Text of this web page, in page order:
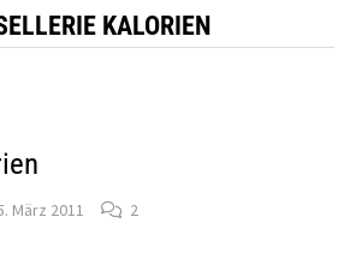
KALORIEN
März 2011 2